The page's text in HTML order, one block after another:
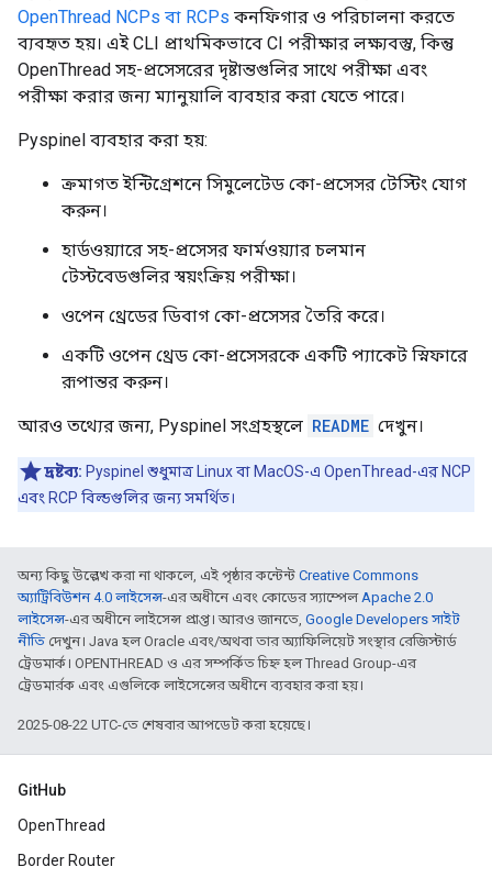
OpenThread NCPs বা RCPs কনফিগার ও পরিচালনা করতে
ব্যবহৃত হয়। এই CLI প্রাথমিকভাবে CI পরীক্ষার লক্ষ্যবস্তু, কিন্তু
OpenThread সহ-প্রসেসরের দৃষ্টান্তগুলির সাথে পরীক্ষা এবং
পরীক্ষা করার জন্য ম্যানুয়ালি ব্যবহার করা যেতে পারে।
Pyspinel ব্যবহার করা হয়:
ক্রমাগত ইন্টিগ্রেশনে সিমুলেটেড কো-প্রসেসর টেস্টিং যোগ
করুন।
হার্ডওয়্যারে সহ-প্রসেসর ফার্মওয়্যার চলমান
টেস্টবেডগুলির স্বয়ংক্রিয় পরীক্ষা।
ওপেন থ্রেডের ডিবাগ কো-প্রসেসর তৈরি করে।
একটি ওপেন থ্রেড কো-প্রসেসরকে একটি প্যাকেট স্নিফারে
রূপান্তর করুন।
আরও তথ্যের জন্য, Pyspinel সংগ্রহস্থলে README দেখুন।
দ্রষ্টব্য: Pyspinel শুধুমাত্র Linux বা MacOS-এ OpenThread-এর NCP
এবং RCP বিল্ডগুলির জন্য সমর্থিত।
অন্য কিছু উল্লেখ করা না থাকলে, এই পৃষ্ঠার কন্টেন্ট Creative Commons
অ্যাট্রিবিউশন 4.0 লাইসেন্স-এর অধীনে এবং কোডের স্যাম্পেলApache 2.0
লাইসেন্স-এর অধীনে লাইসেন্স প্রাপ্ত। আরও জানতে, Google Developers সাইট
নীতি দেখুন। Java হল Oracle এবং/অথবা তার অ্যাফিলিয়েট সংস্থার রেজিস্টার্ড
ট্রেডমার্ক। OPENTHREAD ও এর সম্পর্কিত চিহ্ন হল Thread Group-এর
ট্রেডমার্রক এবং এগুলিকে লাইসেন্সের অধীনে ব্যবহার করা হয়।
2025-08-22 UTC-তে শেষবার আপডেট করা হয়েছে।
GitHub
OpenThread
Border Router